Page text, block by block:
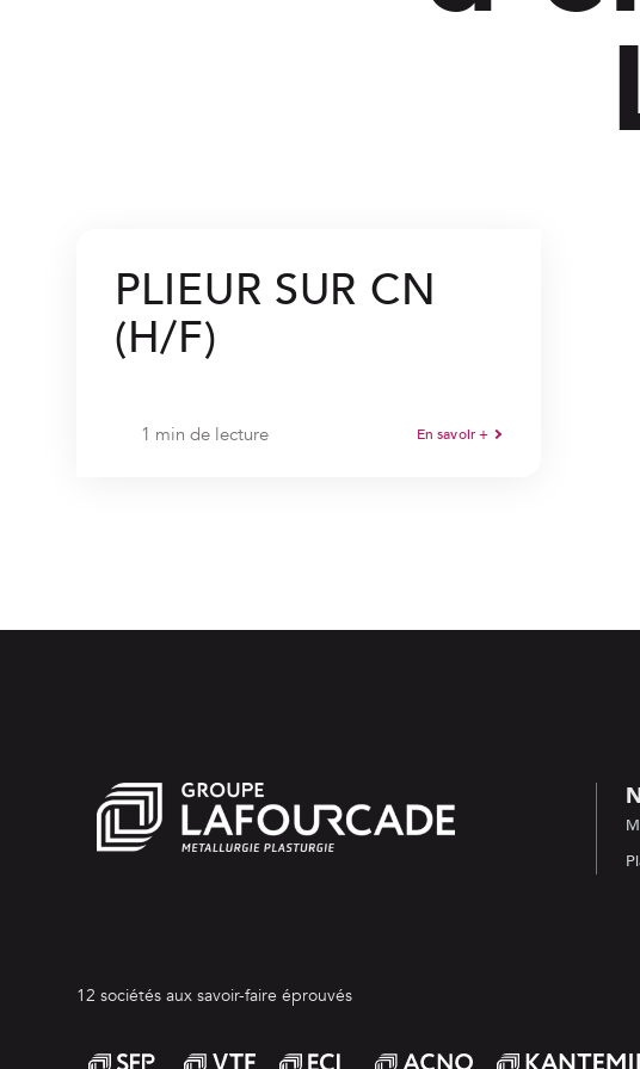
PLIEUR SUR CN
(H/F)
1 min de lecture En savoir +
12 sociétés aux savoir-faire éprouvés